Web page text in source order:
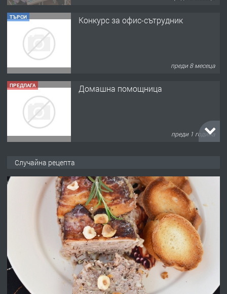
ТЪРСИ Конкурс за офис-сътрудник
преди 8 месеца
ПРЕДЛАГА Домашна помощница
преди 1 година
преди 2 години
УДЪЛЖАВАНЕ НА ЧОВЕШКИЯТ
ЖИВОТ И ПОДОБРЯВАНЕ НА
НЕГОВОТО КАЧЕСТВО
преди 2 години
ПРЕДЛАГА
Случайна рецепта